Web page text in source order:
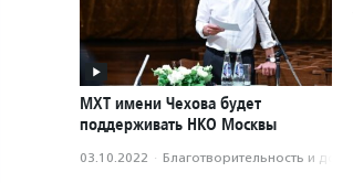
МХТ имени Чехова будет
поддерживать НКО Москвы
03.10.2022 · Благотвори­тель­ность и